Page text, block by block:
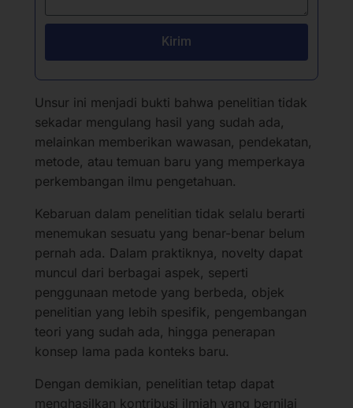
Kirim
Unsur ini menjadi bukti bahwa penelitian tidak
sekadar mengulang hasil yang sudah ada,
melainkan memberikan wawasan, pendekatan,
metode, atau temuan baru yang memperkaya
perkembangan ilmu pengetahuan.
Kebaruan dalam penelitian tidak selalu berarti
menemukan sesuatu yang benar-benar belum
pernah ada. Dalam praktiknya, novelty dapat
muncul dari berbagai aspek, seperti
penggunaan metode yang berbeda, objek
penelitian yang lebih spesifik, pengembangan
teori yang sudah ada, hingga penerapan
konsep lama pada konteks baru.
Dengan demikian, penelitian tetap dapat
menghasilkan kontribusi ilmiah yang bernilai